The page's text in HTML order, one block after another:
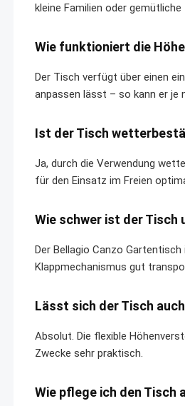
kleine Familien oder
Wie funktioniert die
Der Tisch verfügt über einen
anpassen lässt – so kann er je
Ist der Tisch
Ja, durch die Verwendung
für den Einsatz im Freien
Wie schwer ist der
Der Bellagio Canzo
Klappmechanismus gut
Lässt sich der Tisch
Absolut. Die flexible
Zwecke sehr praktisch.
Wie pflege ich den Tisch